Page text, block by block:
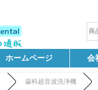
ホームページ 会
歯科超音波洗浄機